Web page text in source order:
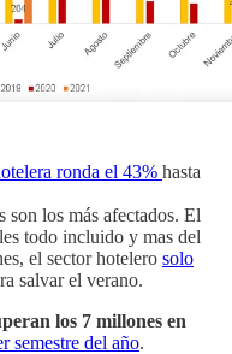
ronda el 43% hasta
son los más afectados. El
todo incluido y mas del
el sector hotelero solo
salvar el verano.
los 7 millones en
semestre del año.